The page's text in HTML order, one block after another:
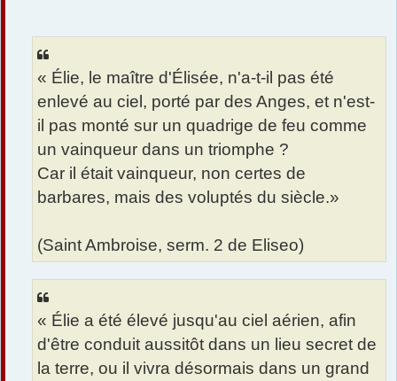
« Élie, le maître d'Élisée, n'a-t-il pas été
enlevé au ciel, porté par des Anges, et n'est-
il pas monté sur un quadrige de feu comme
un vainqueur dans un triomphe ?
Car il était vainqueur, non certes de
barbares, mais des voluptés du siècle.»
(Saint Ambroise, serm. 2 de Eliseo)
« Élie a été élevé jusqu'au ciel aérien, afin
d'être conduit aussitôt dans un lieu secret de
la terre, ou il vivra désormais dans un grand